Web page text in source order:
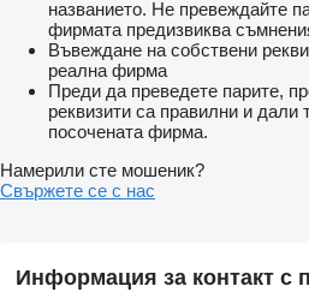
названието. Не превеждайте
фирмата предизвиква
Въвеждане на собствени
реална фирма
Преди да преведете парите,
реквизити са правилни и дали
посочената фирма.
Намерили сте мошеник?
Свържете се с нас
Информация за контакт с